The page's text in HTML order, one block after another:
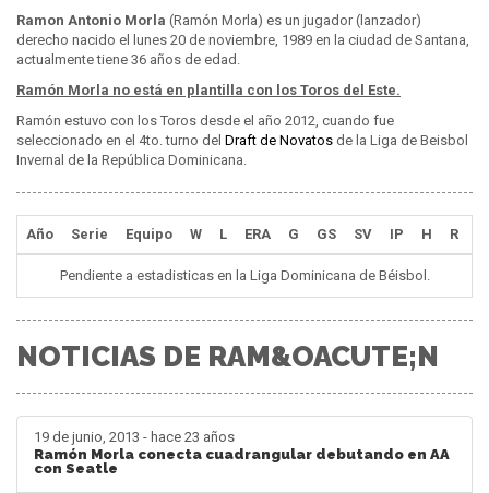
Ramon Antonio Morla (Ramón Morla) es un jugador (lanzador)
derecho nacido el lunes 20 de noviembre, 1989 en la ciudad de Santana,
actualmente tiene 36 años de edad.
Ramón Morla no está en plantilla con los Toros del Este.
Ramón estuvo con los Toros desde el año 2012, cuando fue
seleccionado en el 4to. turno del Draft de Novatos de la Liga de Beisbol
Invernal de la República Dominicana.
Año Serie Equipo W L ERA G GS SV IP H R
Pendiente a estadisticas en la Liga Dominicana de Béisbol.
NOTICIAS DE RAM&OACUTE;N
19 de junio, 2013 - hace 23 años
Ramón Morla conecta cuadrangular debutando en AA
con Seatle